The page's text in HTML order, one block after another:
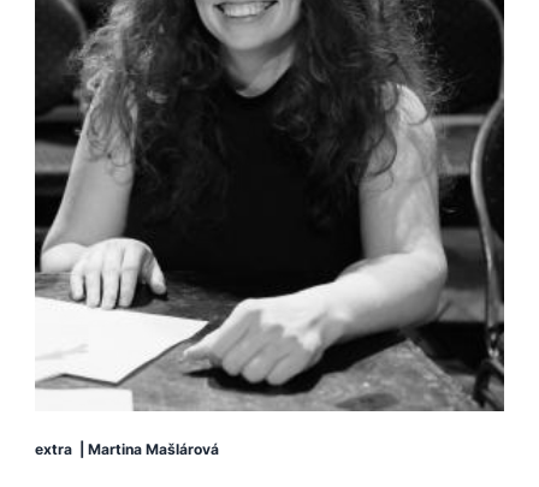
extra Martina Mašlárová